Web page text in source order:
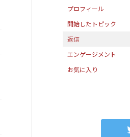
プロフィール
開始したトピック
返信
エンゲージメント
お気に入り